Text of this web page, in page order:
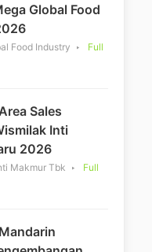
Global Food
Food Industry
Full
Sales
Inti
2026
Makmur Tbk
Full